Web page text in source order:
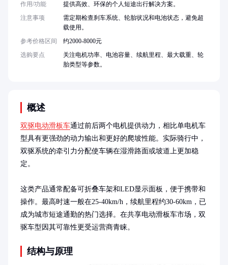
概述
双驱电动滑板车通过前后两个电机提供动力，相比单电机车
型具有更强劲的动力输出和更好的爬坡性能。实际骑行中，
双驱系统的牵引力分配使车辆在湿滑路面或坡道上更加稳
定。
这类产品通常配备可折叠车架和LED显示面板，便于携带和
操作。最高时速一般在25-40km/h，续航里程约30-60km，已
成为城市短途通勤的热门选择。在共享电动滑板车市场，双
驱车型因其可靠性更受运营商青睐。
结构与原理
作用/功能
提供高效、环保的个人短途出行解决方案。
注意事项
需定期检查刹车系统、轮胎状况和电池状态，避免超
载使用。
参考价格区间
约2000-8000元
选购要点
关注电机功率、电池容量、续航里程、最大载重、轮
胎类型等参数。